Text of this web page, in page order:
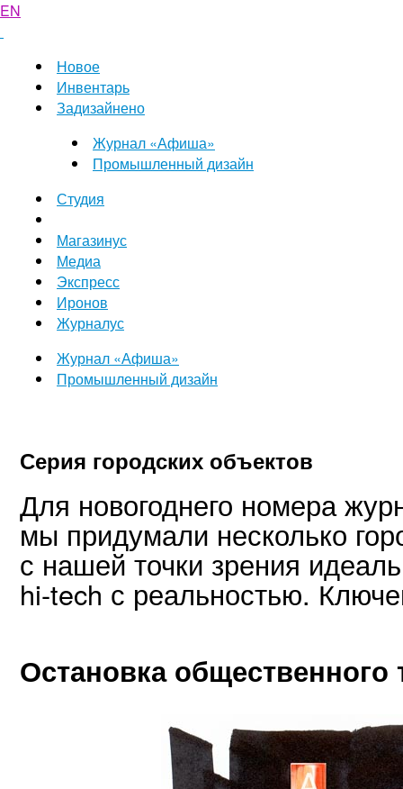
EN
Новое
Инвентарь
Задизайнено
Журнал «Афиша»
Промышленный дизайн
Студия
Магазинус
Медиа
Экспресс
Иронов
Журналус
Журнал «Афиша»
Промышленный дизайн
Серия городских объектов
Для новогоднего номера
мы придумали несколько
с нашей точки зрения
hi-tech с реальностью.
Остановка общественного